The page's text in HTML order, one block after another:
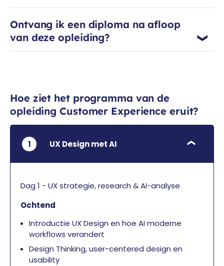
met AI willen werken. Hij helpt
organisaties om AI concreet te
Ontvang ik een diploma na afloop
van deze opleiding?
Hoe ziet het programma van de
opleiding Customer Experience eruit?
1 UX Design met AI
Dag 1 - UX strategie, research & AI-analyse
Ochtend
Introductie UX Design en hoe AI moderne
workflows verandert
Design Thinking, user-centered design en
usability